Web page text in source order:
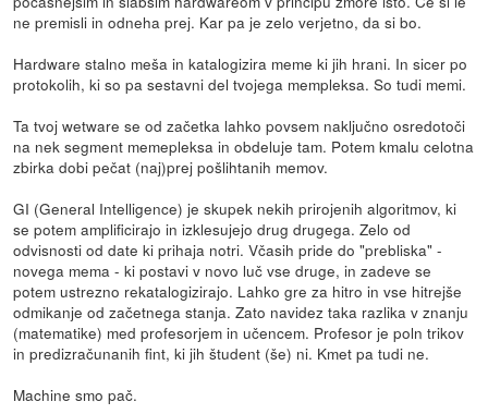
ne premisli in odneha prej. Kar pa je zelo verjetno, da si bo.
Hardware stalno meša in katalogizira meme ki jih hrani. In sicer po
protokolih, ki so pa sestavni del tvojega mempleksa. So tudi memi.
Ta tvoj wetware se od začetka lahko povsem naključno osredotoči
na nek segment memepleksa in obdeluje tam. Potem kmalu celotna
zbirka dobi pečat (naj)prej pošlihtanih memov.
GI (General Intelligence) je skupek nekih prirojenih algoritmov, ki
se potem amplificirajo in izklesujejo drug drugega. Zelo od
odvisnosti od date ki prihaja notri. Včasih pride do "prebliska" -
novega mema - ki postavi v novo luč vse druge, in zadeve se
potem ustrezno rekatalogizirajo. Lahko gre za hitro in vse hitrejše
odmikanje od začetnega stanja. Zato navidez taka razlika v znanju
(matematike) med profesorjem in učencem. Profesor je poln trikov
in predizračunanih fint, ki jih študent (še) ni. Kmet pa tudi ne.
Machine smo pač.